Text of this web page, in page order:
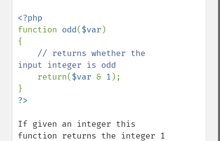
function odd($var )
{
// returns whether the
input integer is odd
return($var & 1 );
If given an integer this
function returns the integer 1